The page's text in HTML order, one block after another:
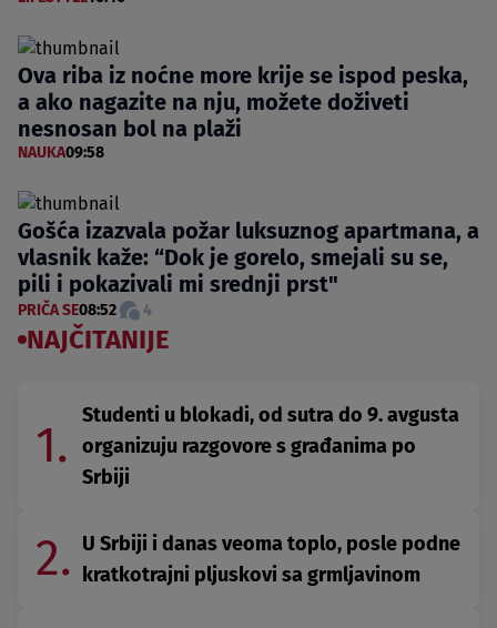
Ova riba iz noćne more krije se ispod peska,
a ako nagazite na nju, možete doživeti
nesnosan bol na plaži
NAUKA09:58
Gošća izazvala požar luksuznog apartmana, a
vlasnik kaže: “Dok je gorelo, smejali su se,
pili i pokazivali mi srednji prst"
PRIČA SE08:52 4
NAJČITANIJE
1.
Studenti u blokadi, od sutra do 9. avgusta
organizuju razgovore s građanima po
Srbiji
2. U Srbiji i danas veoma toplo, posle podne
kratkotrajni pljuskovi sa grmljavinom